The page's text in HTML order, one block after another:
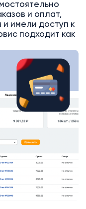
и оплат,
имели доступ к
подходит как